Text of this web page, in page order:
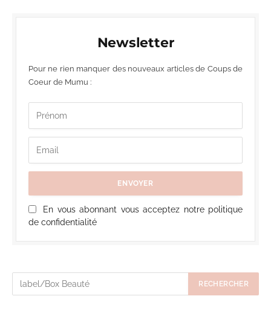
Newsletter
Pour ne rien manquer des nouveaux articles de Coups de
Coeur de Mumu :
En vous abonnant vous acceptez notre politique
de confidentialité